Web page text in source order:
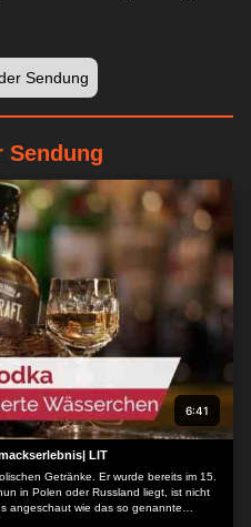
und/oder greifen auf
Gerät zu und verarbeiten
Kennungen und
Gerät für personalisierte
Inhaltsmessung,
gesendet
wir und unsere 1538 Partner
und Kenndaten
Schaltfläche
durch uns und unsere
Sie auf detailliertere
Einstellungen ändern, bevor
oder diese ablehnen. Bitte
mancher
Ihre Einwilligung stattfinden
einer solchen Verarbeitung
gelten lediglich für diese
jederzeit ändern oder
Sie zu dieser Website
auf die Schaltfläche
Sendung
Sendung
6:41
LIT
Getränke. Er wurde bereits im 15.
in Polen oder Russland liegt, ist nicht
angeschaut wie das so genannte